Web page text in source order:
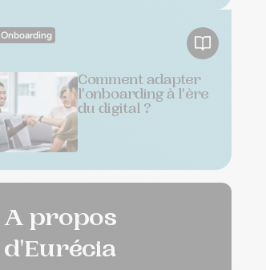
Onboarding
Comment adapter
l'onboarding à l'ère
du digital ?
A propos
d'Eurécia